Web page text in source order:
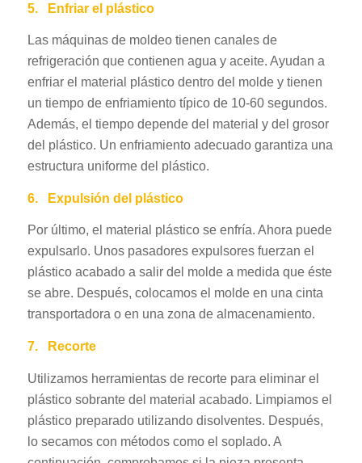
5. Enfriar el plástico
Las máquinas de moldeo tienen canales de
refrigeración que contienen agua y aceite. Ayudan a
enfriar el material plástico dentro del molde y tienen
un tiempo de enfriamiento típico de 10-60 segundos.
Además, el tiempo depende del material y del grosor
del plástico. Un enfriamiento adecuado garantiza una
estructura uniforme del plástico.
6. Expulsión del plástico
Por último, el material plástico se enfría. Ahora puede
expulsarlo. Unos pasadores expulsores fuerzan el
plástico acabado a salir del molde a medida que éste
se abre. Después, colocamos el molde en una cinta
transportadora o en una zona de almacenamiento.
7. Recorte
Utilizamos herramientas de recorte para eliminar el
plástico sobrante del material acabado. Limpiamos el
plástico preparado utilizando disolventes. Después,
lo secamos con métodos como el soplado. A